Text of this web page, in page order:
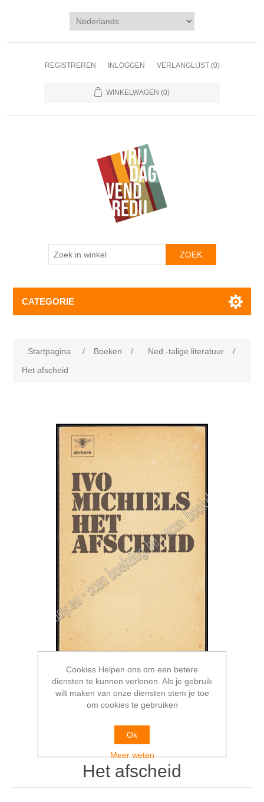
REGISTREREN INLOGGEN VERLANGLIJST (0)
WINKELWAGEN (0)
CATEGORIE
Startpagina / Boeken / Ned.-talige literatuur
/
Het afscheid
Het afscheid
Cookies Helpen ons om een betere
diensten te kunnen verlenen. Als je gebruik
wilt maken van onze diensten stem je toe
om cookies te gebruiken
Ok
Meer weten